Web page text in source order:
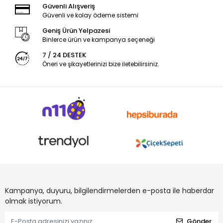
Güvenli Alışveriş
Güvenli ve kolay ödeme sistemi
Geniş Ürün Yelpazesi
Binlerce ürün ve kampanya seçeneği
7 / 24 DESTEK
Öneri ve şikayetlerinizi bize iletebilirsiniz.
Kampanya, duyuru, bilgilendirmelerden e-posta ile haberdar
olmak istiyorum.